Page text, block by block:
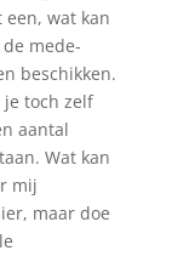
wat kan
mede-
beschikken.
je toch zelf
aantal
Wat kan
mij
maar doe